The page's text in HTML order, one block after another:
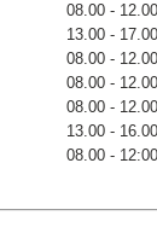
08.00 -
13.00 -
08.00 -
08.00 -
08.00 -
13.00 -
08.00 -